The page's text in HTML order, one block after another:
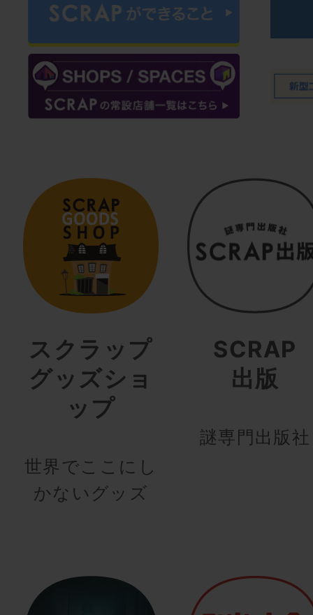
スクラップ
グッズショ
ップ
世界でここにし
かないグッズ
SCRAP
出版
謎専門出版社